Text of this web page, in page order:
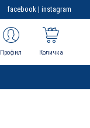
facebook | instagram
Профил Количка